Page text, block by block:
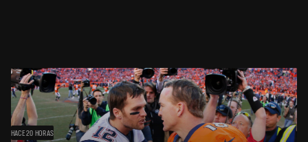
HACE 20 HORAS